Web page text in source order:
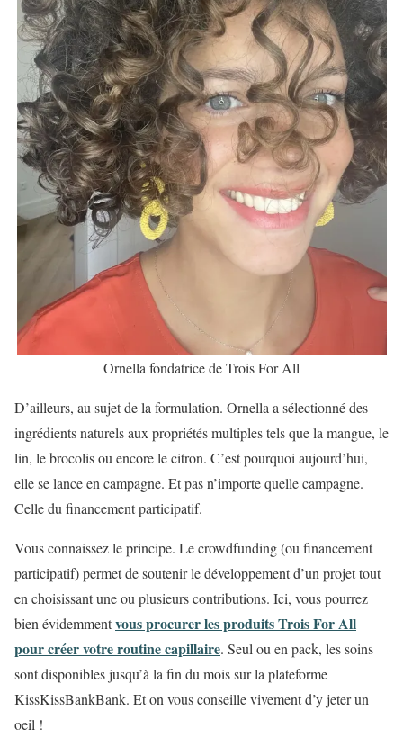
Ornella fondatrice de Trois For All
D’ailleurs, au sujet de la formulation. Ornella a sélectionné des
ingrédients naturels aux propriétés multiples tels que la mangue, le
lin, le brocolis ou encore le citron. C’est pourquoi aujourd’hui,
elle se lance en campagne. Et pas n’importe quelle campagne.
Celle du financement participatif.
Vous connaissez le principe. Le crowdfunding (ou financement
participatif) permet de soutenir le développement d’un projet tout
en choisissant une ou plusieurs contributions. Ici, vous pourrez
bien évidemmentvous procurer les produits Trois For All
pour créer votre routine capillaire. Seul ou en pack, les soins
sont disponibles jusqu’à la fin du mois sur la plateforme
KissKissBankBank. Et on vous conseille vivement d’y jeter un
oeil !